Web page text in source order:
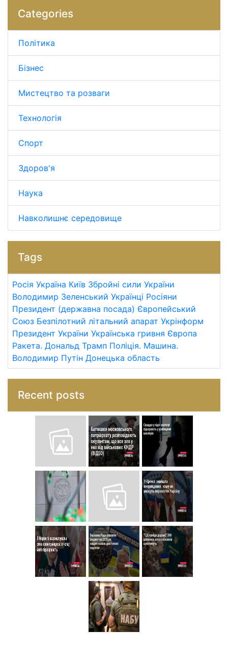
Categories
Політика
Бізнес
Мистецтво та розваги
Технологія
Спорт
Здоров'я
Наука
Навколишнє середовище
Tags
Росія Україна Київ Збройні сили України
Володимир Зеленський Українці Росіяни
Президент (державна посада) Європейський
Союз Безпілотний літальний апарат Укрінформ
Президент України Українська гривня Європа
Ракета. Дональд Трамп Поліція. Машина.
Володимир Путін Донецька область
Recent posts